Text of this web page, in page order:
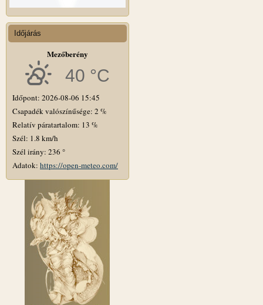
Időjárás
Mezőberény
40 °C
Időpont: 2026-08-06 15:45
Csapadék valószínűsége: 2 %
Relatív páratartalom: 13 %
Szél: 1.8 km/h
Szél irány: 236 °
Adatok: https://open-meteo.com/